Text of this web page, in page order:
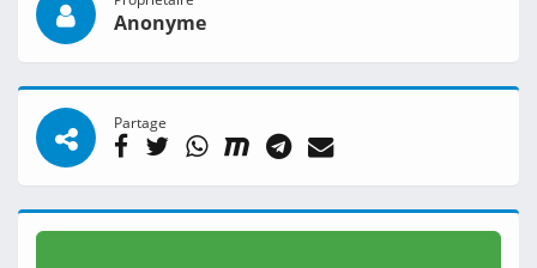
Anonyme
Partage